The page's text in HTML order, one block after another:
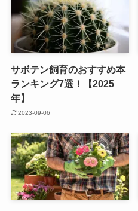
サボテン飼育のおすすめ本
ランキング7選！【2025
年】
2023-09-06